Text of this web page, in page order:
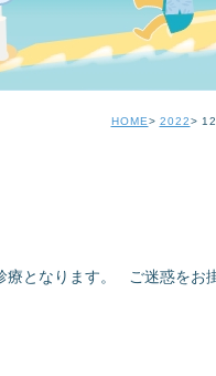
HOME 2022
となります。 ご迷惑をお